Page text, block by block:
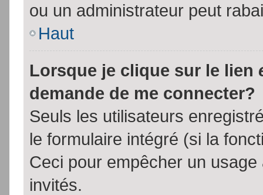
ou un administrateur peut
Haut
Lorsque je clique sur le lien
demande de me connecter?
Seuls les utilisateurs
le formulaire intégré (si la
Ceci pour empêcher un
invités.